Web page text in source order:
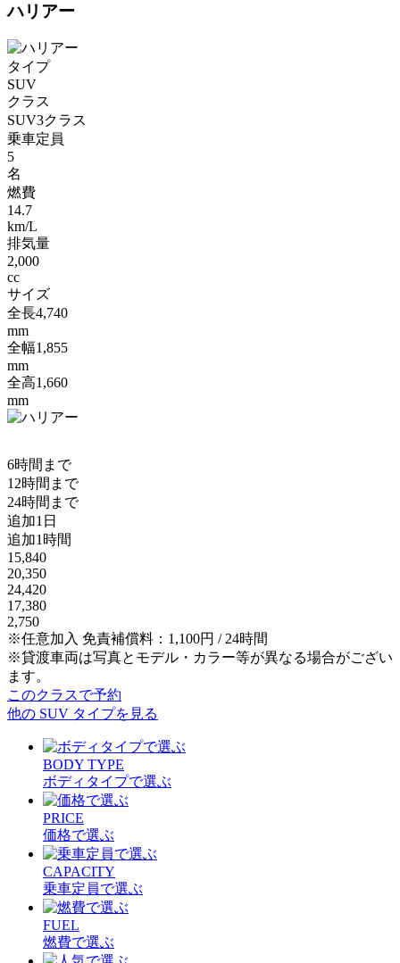
ハリアー
タイプ
SUV
クラス
SUV3クラス
乗車定員
5
名
燃費
14.7
km/L
排気量
2,000
cc
サイズ
全長4,740
mm
全幅1,855
mm
全高1,660
mm
6時間まで
12時間まで
24時間まで
追加1日
追加1時間
15,840
20,350
24,420
17,380
2,750
※任意加入 免責補償料：1,100円 / 24時間
※貸渡車両は写真とモデル・カラー等が異なる場合がござい
ます。
このクラスで予約
他の SUV タイプを見る
BODY TYPE
ボディタイプで選ぶ
PRICE
価格で選ぶ
CAPACITY
乗車定員で選ぶ
FUEL
燃費で選ぶ